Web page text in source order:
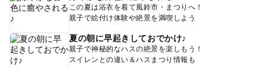
この夏は浴衣を着て風鈴市・まつりへ！
親子で絵付け体験や絶景を満喫しよう
夏の朝に早起きしておでかけ♪
親子で神秘的なハスの絶景を楽しもう！
スイレンとの違い＆ハスまつり情報も